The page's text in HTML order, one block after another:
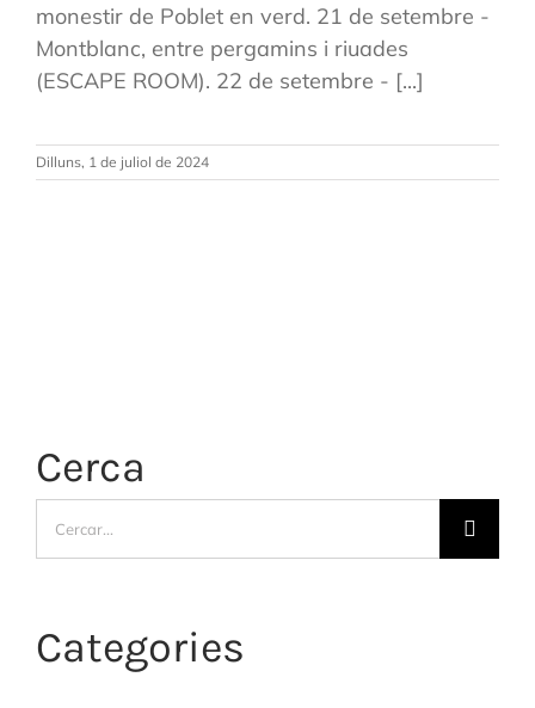
monestir de Poblet en verd. 21 de setembre -
Montblanc, entre pergamins i riuades
(ESCAPE ROOM). 22 de setembre - [...]
Dilluns, 1 de juliol de 2024
Cerca
Categories